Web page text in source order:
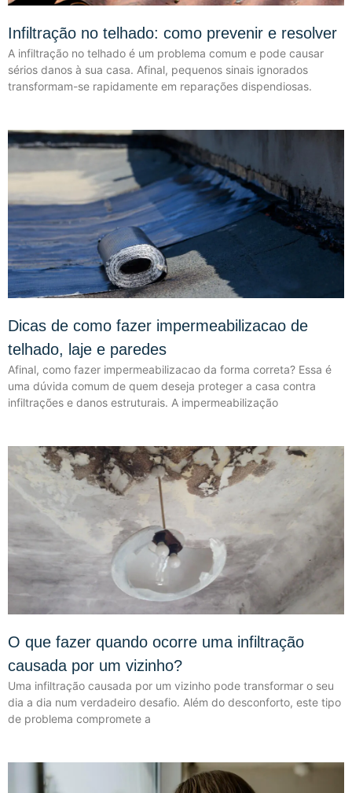
Infiltração no telhado: como prevenir e resolver
A infiltração no telhado é um problema comum e pode causar
sérios danos à sua casa. Afinal, pequenos sinais ignorados
transformam-se rapidamente em reparações dispendiosas.
Dicas de como fazer impermeabilizacao de
telhado, laje e paredes
Afinal, como fazer impermeabilizacao da forma correta? Essa é
uma dúvida comum de quem deseja proteger a casa contra
infiltrações e danos estruturais. A impermeabilização
O que fazer quando ocorre uma infiltração
causada por um vizinho?
Uma infiltração causada por um vizinho pode transformar o seu
dia a dia num verdadeiro desafio. Além do desconforto, este tipo
de problema compromete a